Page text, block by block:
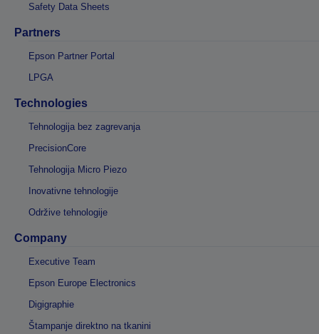
Safety Data Sheets
Partners
Epson Partner Portal
LPGA
Technologies
Tehnologija bez zagrevanja
PrecisionCore
Tehnologija Micro Piezo
Inovativne tehnologije
Održive tehnologije
Company
Executive Team
Epson Europe Electronics
Digigraphie
Štampanje direktno na tkanini